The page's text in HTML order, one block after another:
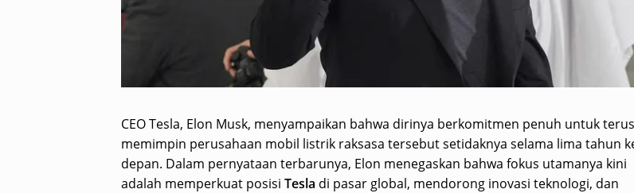
CEO Tesla, Elon Musk, menyampaikan bahwa dirinya berkomitmen penuh untuk terus
memimpin perusahaan mobil listrik raksasa tersebut setidaknya selama lima tahun
depan. Dalam pernyataan terbarunya, Elon menegaskan bahwa fokus utamanya kini
adalah memperkuat posisi Tesla di pasar global, mendorong inovasi teknologi, dan